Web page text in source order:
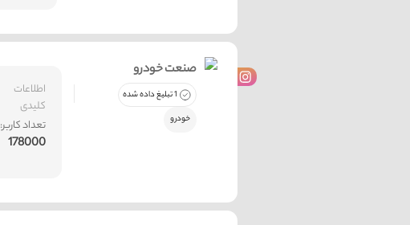
اطلاعات
کلیدی
تعداد کاربر:
178000
صنعت خودرو
1 تبلیغ داده شده
خودرو